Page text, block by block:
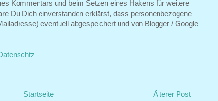
Kommentars und beim Setzen eines Hakens für weitere
Du Dich einverstanden erklärst, dass personenbezogene
eventuell abgespeichert und von Blogger / Google
Älterer Post
Startseite